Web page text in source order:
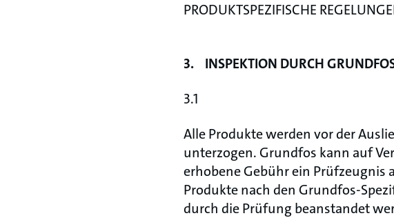
PRODUKTSPEZIFISCHE
3. INSPEKTION DURCH
3.1
Alle Produkte werden vor der
unterzogen. Grundfos kann auf
erhobene Gebühr ein Prüfzeugnis
Produkte nach den Grundfos-
durch die Prüfung beanstandet